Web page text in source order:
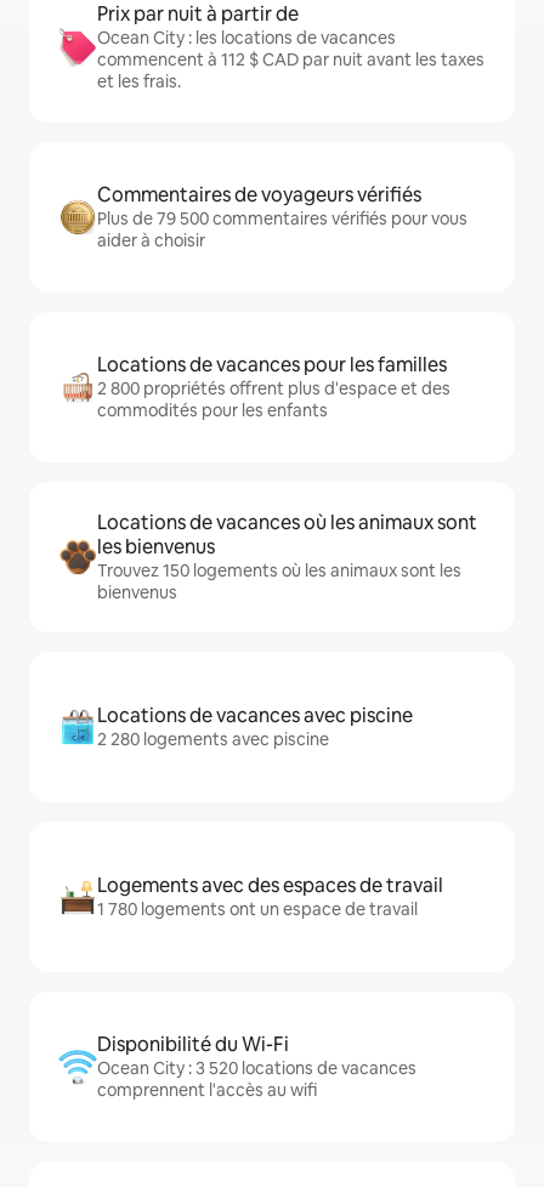
Prix par nuit à partir de
Ocean City : les locations de vacances
commencent à 112 $ CAD par nuit avant les taxes
et les frais.
Commentaires de voyageurs vérifiés
Plus de 79 500 commentaires vérifiés pour vous
aider à choisir
Locations de vacances pour les familles
2 800 propriétés offrent plus d'espace et des
commodités pour les enfants
Locations de vacances où les animaux sont
les bienvenus
Trouvez 150 logements où les animaux sont les
bienvenus
Locations de vacances avec piscine
2 280 logements avec piscine
Logements avec des espaces de travail
1 780 logements ont un espace de travail
Disponibilité du Wi-Fi
Ocean City : 3 520 locations de vacances
comprennent l'accès au wifi